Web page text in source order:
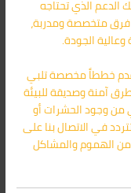
الذي تحتاجه
متخصصة ومدربة،
الجودة.
خططاً مخصصة تلبي
آمنة وصديقة للبيئة
من وجود الحشرات أو
في الاتصال بنا على
من الهموم والمشاكل